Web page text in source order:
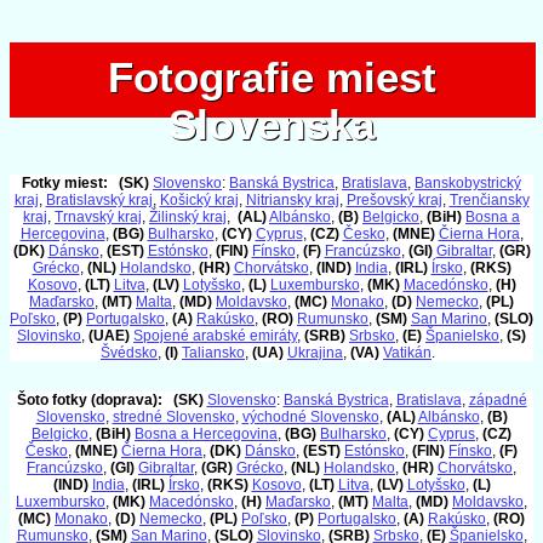
Fotografie miest
Slovenska
Fotografie miest
Slovenska
Fotky miest: (SK) Slovensko: Banská Bystrica, Bratislava, Banskobystrický
kraj, Bratislavský kraj, Košický kraj, Nitriansky kraj, Prešovský kraj, Trenčiansky
kraj, Trnavský kraj, Žilinský kraj, (AL)Albánsko, (B) Belgicko, (BiH) Bosna a
Hercegovina, (BG) Bulharsko, (CY) Cyprus, (CZ) Česko, (MNE) Čierna Hora,
(DK) Dánsko, (EST) Estónsko, (FIN) Fínsko, (F) Francúzsko, (GI) Gibraltar, (GR)
Grécko, (NL) Holandsko, (HR) Chorvátsko, (IND) India, (IRL) Írsko, (RKS)
Kosovo, (LT) Litva, (LV) Lotyšsko, (L) Luxembursko, (MK) Macedónsko, (H)
Maďarsko, (MT) Malta, (MD) Moldavsko, (MC) Monako, (D) Nemecko, (PL)
Poľsko, (P) Portugalsko, (A) Rakúsko, (RO) Rumunsko, (SM) San Marino, (SLO)
Slovinsko, (UAE) Spojené arabské emiráty, (SRB) Srbsko, (E) Španielsko, (S)
Švédsko, (I) Taliansko, (UA) Ukrajina, (VA) Vatikán.
Šoto fotky (doprava): (SK) Slovensko: Banská Bystrica, Bratislava, západné
Slovensko, stredné Slovensko, východné Slovensko, (AL)Albánsko, (B)
Belgicko, (BiH) Bosna a Hercegovina, (BG) Bulharsko, (CY) Cyprus, (CZ)
Česko, (MNE) Čierna Hora, (DK) Dánsko, (EST) Estónsko, (FIN) Fínsko, (F)
Francúzsko, (GI) Gibraltar, (GR) Grécko, (NL) Holandsko, (HR) Chorvátsko,
(IND) India, (IRL) Írsko, (RKS) Kosovo, (LT) Litva, (LV) Lotyšsko, (L)
Luxembursko, (MK) Macedónsko, (H) Maďarsko, (MT) Malta, (MD) Moldavsko,
(MC) Monako, (D) Nemecko, (PL) Poľsko, (P) Portugalsko, (A) Rakúsko, (RO)
Rumunsko, (SM) San Marino, (SLO) Slovinsko, (SRB) Srbsko, (E) Španielsko,